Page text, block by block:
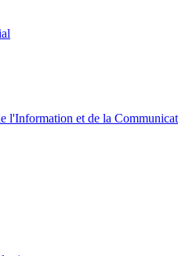
l'Information et de la